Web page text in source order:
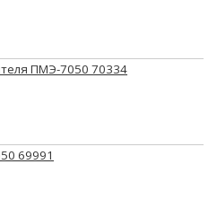
ПМЭ-7050 70334
69991